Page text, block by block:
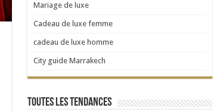
Mariage de luxe
Cadeau de luxe femme
cadeau de luxe homme
City guide Marrakech
Toutes les tendances